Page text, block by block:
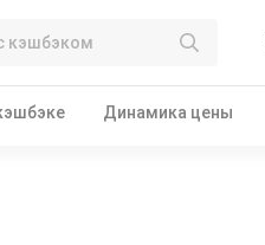
Динамика цены